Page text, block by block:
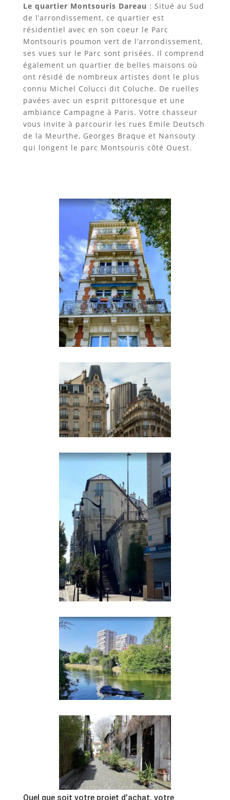
Le quartier Montsouris Dareau : Situé au Sud
de l’arrondissement, ce quartier est
résidentiel avec en son coeur le Parc
Montsouris poumon vert de l’arrondissement,
ses vues sur le Parc sont prisées. Il comprend
également un quartier de belles maisons où
ont résidé de nombreux artistes dont le plus
connu Michel Colucci dit Coluche. De ruelles
pavées avec un esprit pittoresque et une
ambiance Campagne à Paris. Votre chasseur
vous invite à parcourir les rues Emile Deutsch
de la Meurthe, Georges Braque et Nansouty
qui longent le parc Montsouris côté Ouest.
Quel que soit votre projet d’achat, votre